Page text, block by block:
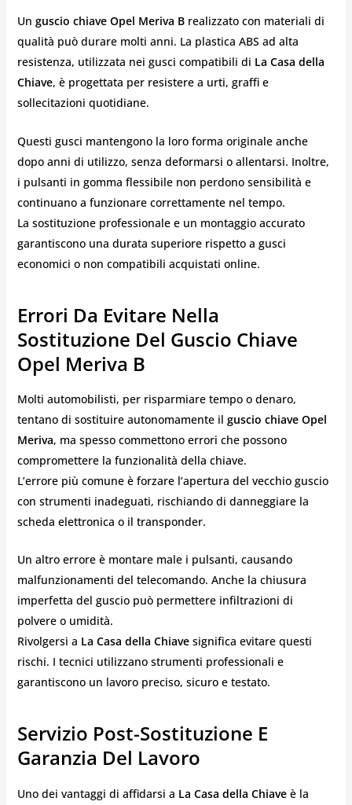
Un guscio chiave Opel Meriva Brealizzato con materiali di
qualità può durare molti anni. La plastica ABS ad alta
resistenza, utilizzata nei gusci compatibili di La Casa della
Chiave, è progettata per resistere a urti, graffi e
sollecitazioni quotidiane.
Questi gusci mantengono la loro forma originale anche
dopo anni di utilizzo, senza deformarsi o allentarsi. Inoltre,
i pulsanti in gomma flessibile non perdono sensibilità e
continuano a funzionare correttamente nel tempo.
La sostituzione professionale e un montaggio accurato
garantiscono una durata superiore rispetto a gusci
economici o non compatibili acquistati online.
Errori Da Evitare Nella
Sostituzione Del Guscio Chiave
Opel Meriva B
Molti automobilisti, per risparmiare tempo o denaro,
tentano di sostituire autonomamente il guscio chiave Opel
Meriva, ma spesso commettono errori che possono
compromettere la funzionalità della chiave.
L’errore più comune è forzare l’apertura del vecchio guscio
con strumenti inadeguati, rischiando di danneggiare la
scheda elettronica o il transponder.
Un altro errore è montare male i pulsanti, causando
malfunzionamenti del telecomando. Anche la chiusura
imperfetta del guscio può permettere infiltrazioni di
polvere o umidità.
Rivolgersi a La Casa della Chiavesignifica evitare questi
rischi. I tecnici utilizzano strumenti professionali e
garantiscono un lavoro preciso, sicuro e testato.
Servizio Post-Sostituzione E
Garanzia Del Lavoro
Uno dei vantaggi di affidarsi a La Casa della Chiaveè la